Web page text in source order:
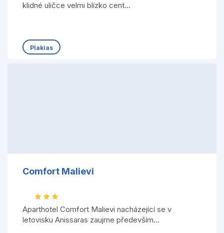
klidné uličce velmi blízko cent...
Plakias
Comfort Malievi
Aparthotel Comfort Malievi nacházející se v
letovisku Anissaras zaujme především...